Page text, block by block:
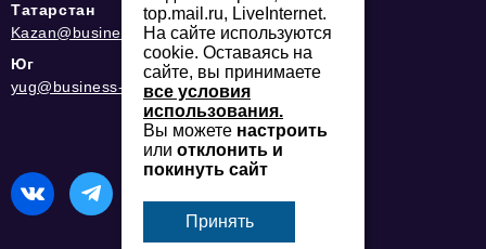
Татарстан
Kazan@business-magazine.online
Юг
yug@business-magazine.online
top.mail.ru, LiveInternet.
На сайте используются
cookie. Оставаясь на
сайте, вы принимаете
все условия
использования.
Вы можете настроить
или отклонить и
покинуть сайт
Принять